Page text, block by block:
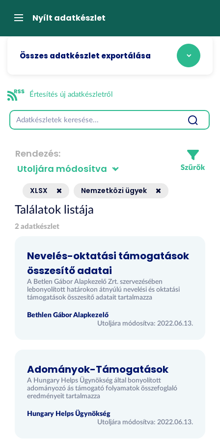
átugrásaNavigációNyílt adatkészlet
Összes adatkészlet exportálása
Értesítés új adatkészletről
Rendezés
XLSX Nemzetközi ügyek
Találatok listája
2 adatkészlet
Nevelés-oktatási támogatások
összesítő adatai
A Betlen Gábor Alapkezelő Zrt. szervezésében
lebonyolított határokon átnyúlú nevelési és oktatási
támogatások összesítő adatait tartalmazza
Bethlen Gábor Alapkezelő
Utoljára módosítva: 2022.06.13.
Adományok-Támogatások
A Hungary Helps Ügynökség által bonyolított
adományozó ás támogató folyamatok összefoglaló
eredményeit tartalmazza
Hungary Helps Ügynökség
Utoljára módosítva: 2022.06.13.